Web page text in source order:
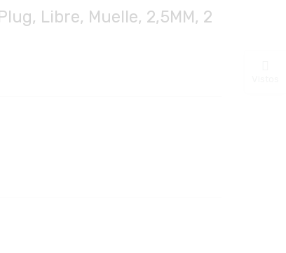
Libre, Muelle, 2,5MM, 2